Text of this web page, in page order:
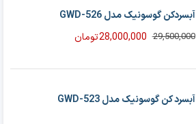
آبسردکن گوسونیک مدل GWD-526
29,500,000
قیمت
29,500,000 تومان
28,000,000تومان
قیمت
28,000,000 تومان
آبسرد کن گوسونیک مدل GWD-523